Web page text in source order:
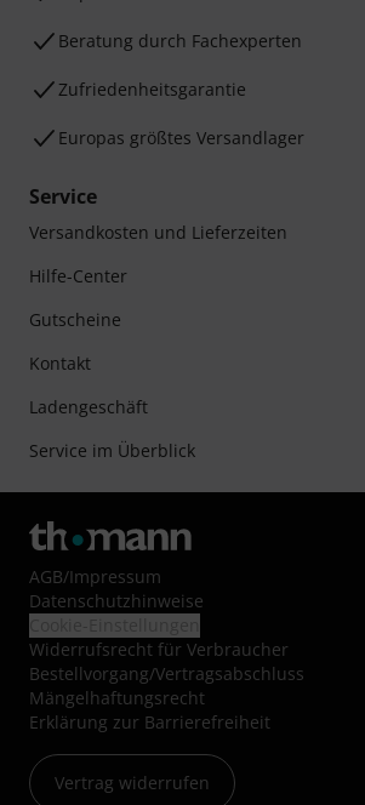
Beratung durch Fachexperten
Zufriedenheitsgarantie
Europas größtes Versandlager
Service
Versandkosten und Lieferzeiten
Hilfe-Center
Gutscheine
Kontakt
Ladengeschäft
Service im Überblick
AGB/Impressum
Datenschutzhinweise
Widerrufsrecht für Verbraucher
Bestellvorgang/Vertragsabschluss
Mängelhaftungsrecht
Erklärung zur Barrierefreiheit
Vertrag widerrufen